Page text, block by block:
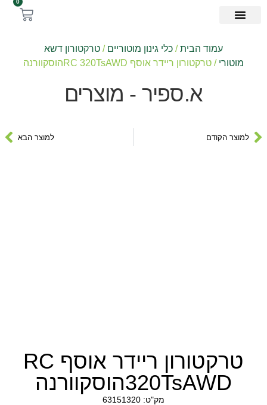
עמוד הבית/ כלי גינון מוטוריים / טרקטורון דשא
מוטורי / טרקטורון ריידר אוסף RC 320TsAWDהוסקוורנה
א.ספיר - מוצרים
למוצר הקודם למוצר הבא
טרקטורון ריידר אוסף RC
320TsAWDהוסקוורנה
מק"ט: 63151320